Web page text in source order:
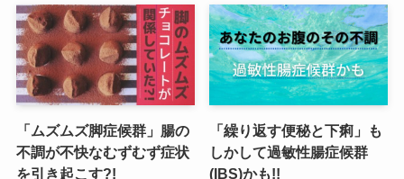
「ムズムズ脚症候群」腸の
不調が不快なむずむず症状
を引き起こす?!
「繰り返す便秘と下痢」も
しかして過敏性腸症候群
(IBS)かも!!